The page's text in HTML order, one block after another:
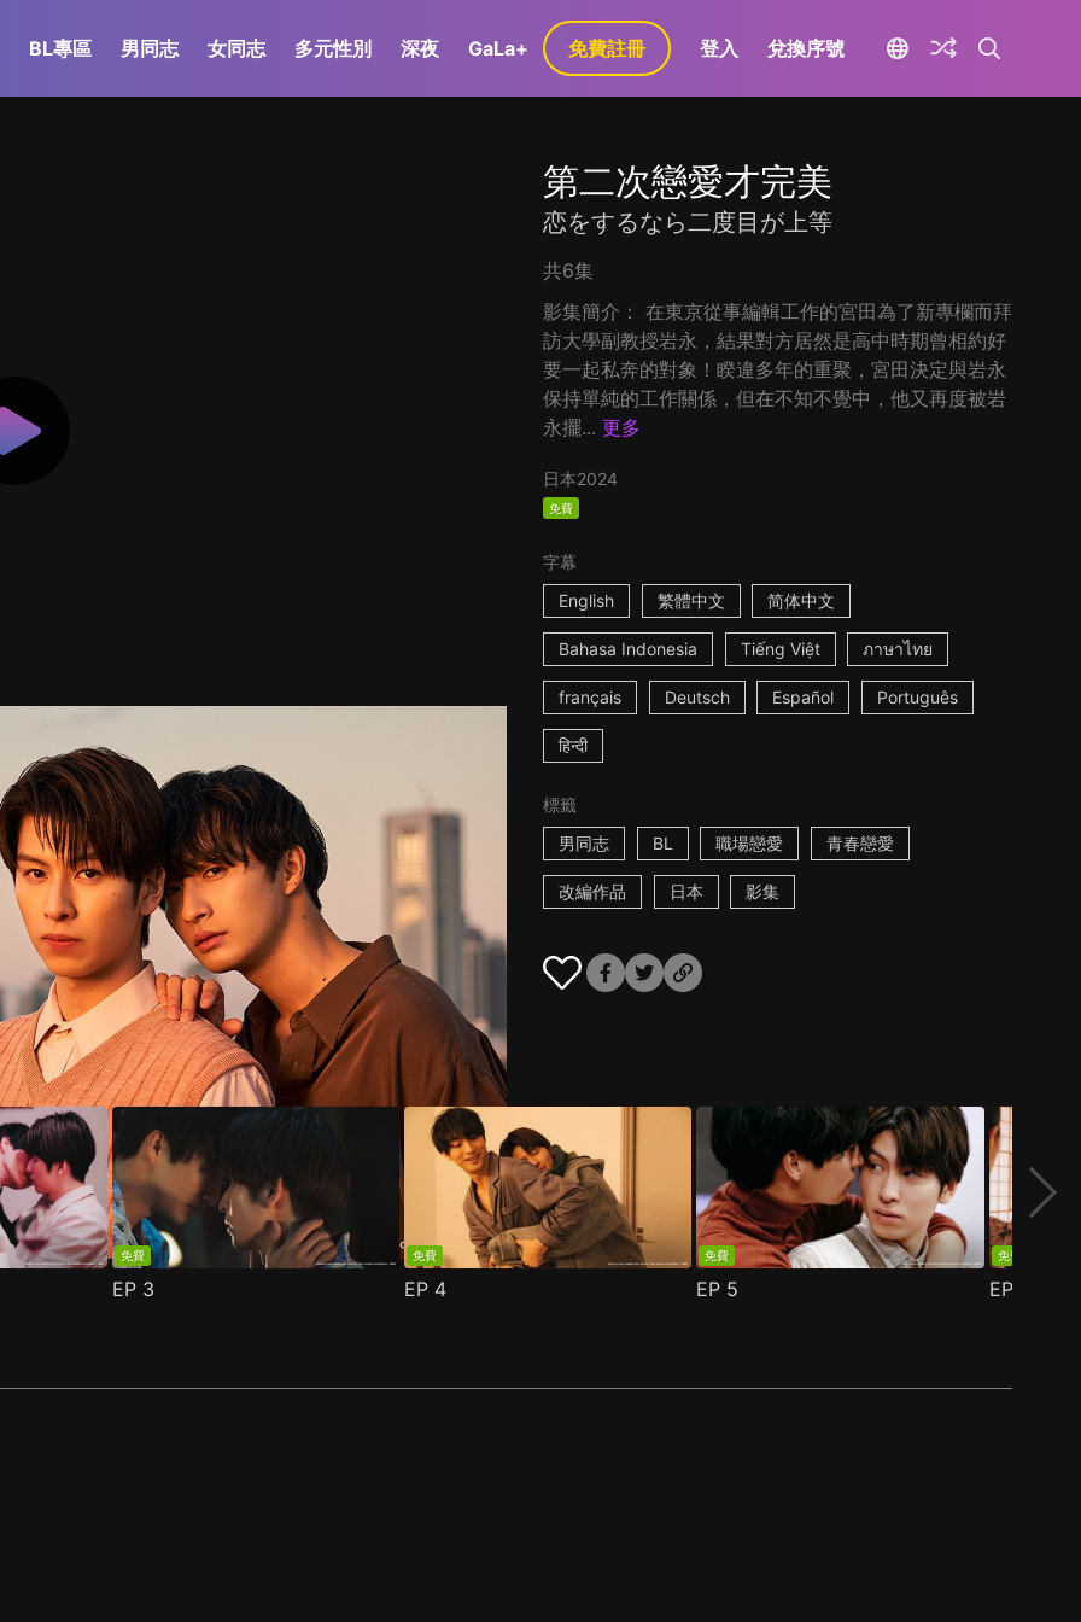
BL專區 男同志 女同志 多元性別 深夜 GaLa+ 免費註冊 登入 兌換序號
第二次戀愛才完美
恋をするなら二度目が上等
共6集
影集簡介： 在東京從事編輯工作的宮田為了新專欄而拜
訪大學副教授岩永，結果對方居然是高中時期曾相約好
要一起私奔的對象！睽違多年的重聚，宮田決定與岩永
保持單純的工作關係，但在不知不覺中，他又再度被岩
永擺... 更多
日本2024
免費
字幕
English
繁體中文 简体中文
Bahasa Indonesia Tiếng Việt ภาษาไทย
français Deutsch Español Português
हिन्दी
標籤
男同志
BL 職場戀愛 青春戀愛
改編作品 日本 影集
免費
EP 3
免費
EP 4
免費
EP 5
免費
EP